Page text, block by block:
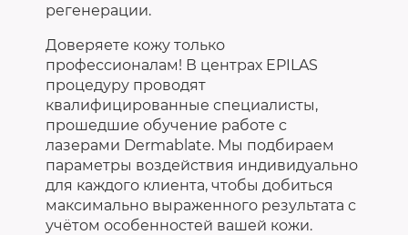
регенерации.
Доверяете кожу только
профессионалам! В центрах EPILAS
процедуру проводят
квалифицированные специалисты,
прошедшие обучение работе с
лазерами Dermablate. Мы подбираем
параметры воздействия индивидуально
для каждого клиента, чтобы добиться
максимально выраженного результата с
учётом особенностей вашей кожи.